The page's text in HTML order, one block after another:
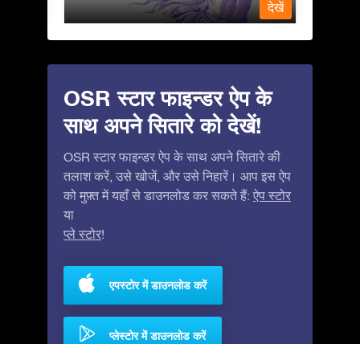
देखें
OSR स्टार फाइन्डर ऐप के
साथ अपने सितारे को देखें!
OSR स्टार फाइन्डर ऐप के साथ अपने सितारे की
तलाश करें, उसे खोजें, और उसे निहारें। आप इस ऐप
को मुफ़्त में यहाँ से डाउनलोड कर सकते हैं: ऐप स्टोर
या
प्ले स्टोर!
एपस्टोर में डाउनलोड करें
प्लेस्टोर में डाउनलोड करें